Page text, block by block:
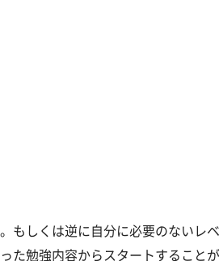
もしくは逆に自分に必要のないレ
た勉強内容からスタートすること